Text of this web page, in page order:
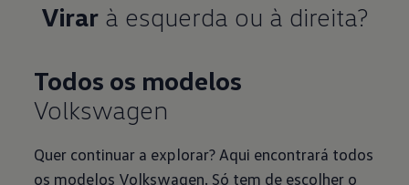
Virar
Todos os modelos
Volkswagen
Quer continuar a explorar? Aqui encontrará todos
os modelos Volkswagen. Só tem de escolher o